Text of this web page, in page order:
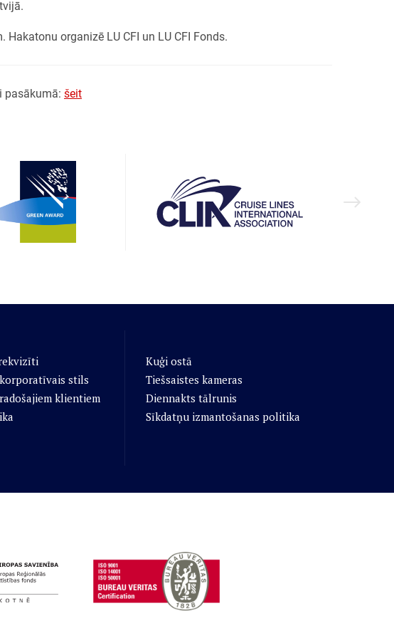
organizē LU CFI un LU CFI Fonds.
pasākumā: šeit
stils
klientiem
Kuģi ostā
Tiešsaistes kameras
Diennakts tālrunis
Sīkdatņu izmantošanas politika